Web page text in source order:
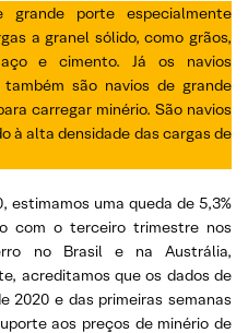
grande porte especialmente
a granel sólido, como grãos,
e cimento. Já os navios
também são navios de grande
carregar minério. São navios
à alta densidade das cargas de
estimamos uma queda de 5,3%
com o terceiro trimestre nos
no Brasil e na Austrália,
acreditamos que os dados de
2020 e das primeiras semanas
aos preços de minério de